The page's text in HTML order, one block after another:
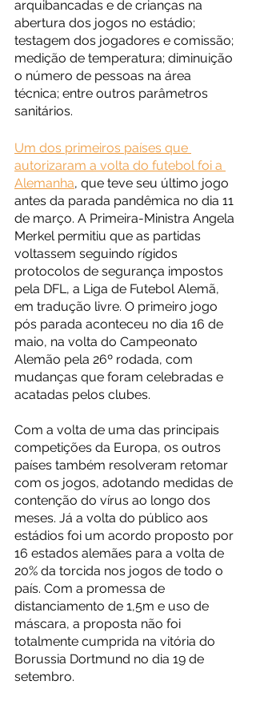
arquibancadas e de crianças na
abertura dos jogos no estádio;
testagem dos jogadores e comissão;
medição de temperatura; diminuição
o número de pessoas na área
técnica; entre outros parâmetros
sanitários.
Um dos primeiros países que
autorizaram a volta do futebol foi a
Alemanha, que teve seu último jogo
antes da parada pandêmica no dia 11
de março. A Primeira-Ministra Angela
Merkel permitiu que as partidas
voltassem seguindo rígidos
protocolos de segurança impostos
pela DFL, a Liga de Futebol Alemã,
em tradução livre. O primeiro jogo
pós parada aconteceu no dia 16 de
maio, na volta do Campeonato
Alemão pela 26º rodada, com
mudanças que foram celebradas e
acatadas pelos clubes.
Com a volta de uma das principais
competições da Europa, os outros
países também resolveram retomar
com os jogos, adotando medidas de
contenção do vírus ao longo dos
meses. Já a volta do público aos
estádios foi um acordo proposto por
16 estados alemães para a volta de
20% da torcida nos jogos de todo o
país. Com a promessa de
distanciamento de 1,5m e uso de
máscara, a proposta não foi
totalmente cumprida na vitória do
Borussia Dortmund no dia 19 de
setembro.